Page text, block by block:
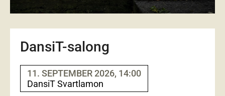
DansiT-salong
11. SEPTEMBER 2026, 14:00
DansiT Svartlamon